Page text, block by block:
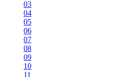
03
04
05
06
07
08
09
10
11